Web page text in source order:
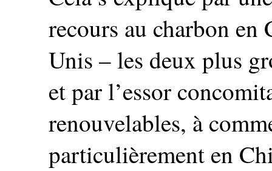
recours au charbon en
Unis – les deux plus
et par l’essor
renouvelables, à
particulièrement en